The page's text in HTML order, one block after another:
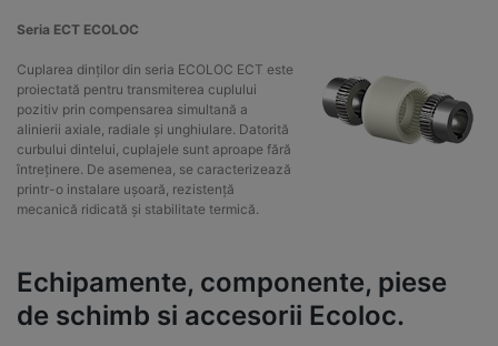
Seria ECT ECOLOC
Cuplarea dinților din seria ECOLOC ECT este
proiectată pentru transmiterea cuplului
pozitiv prin compensarea simultană a
alinierii axiale, radiale și unghiulare. Datorită
curbului dintelui, cuplajele sunt aproape fără
întreținere. De asemenea, se caracterizează
printr-o instalare ușoară, rezistență
mecanică ridicată și stabilitate termică.
Echipamente, componente, piese
de schimb si accesorii Ecoloc.